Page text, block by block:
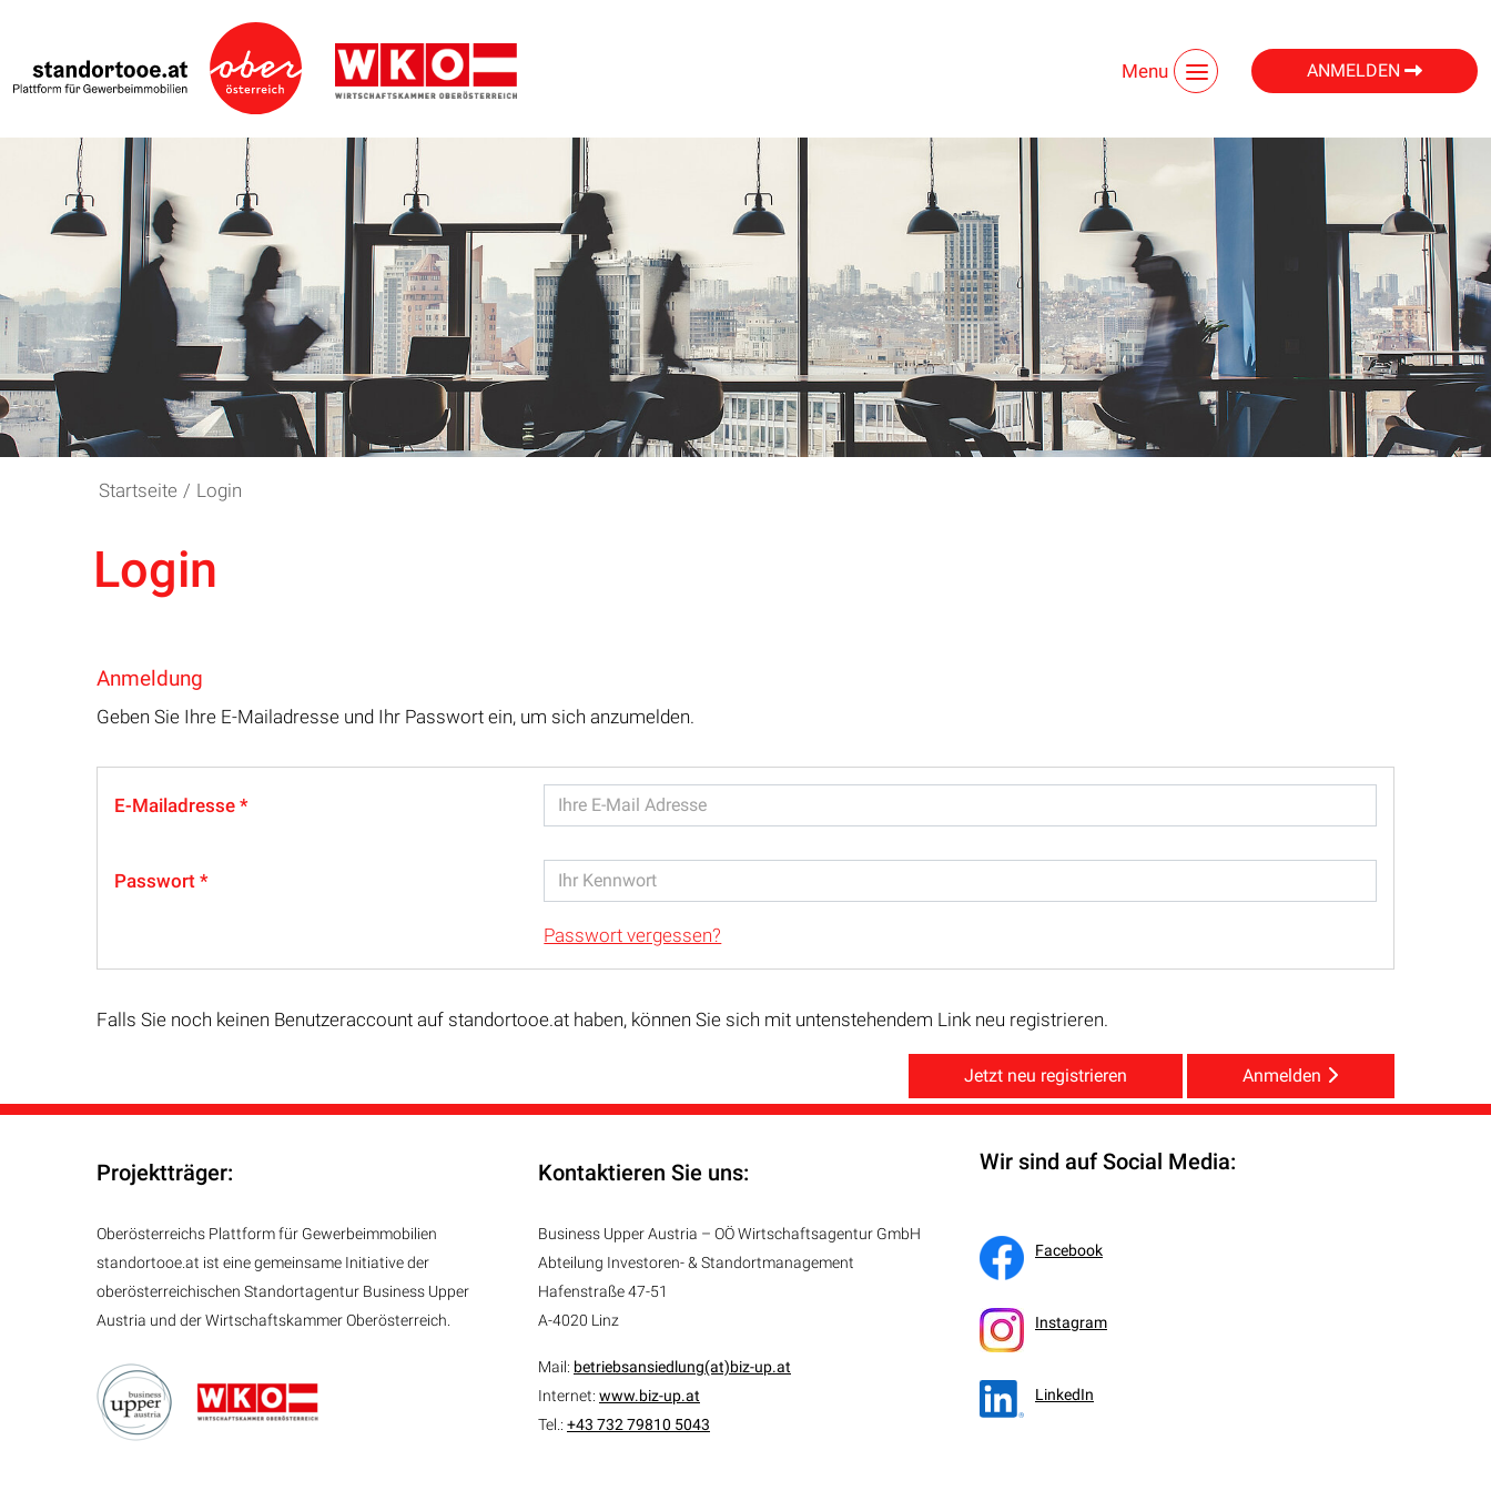
Menu ANMELDEN
Startseite / Login
Login
Anmeldung
Geben Sie Ihre E-Mailadresse und Ihr Passwort ein, um sich anzumelden.
E-Mailadresse
Passwort
Passwort vergessen?
Falls Sie noch keinen Benutzeraccount auf standortooe.at haben, können Sie sich mit untenstehendem Link neu registrieren.
Jetzt neu registrieren Anmelden
Projektträger:
Oberösterreichs Plattform für Gewerbeimmobilien
standortooe.at ist eine gemeinsame Initiative der
oberösterreichischen Standortagentur Business Upper
Austria und der Wirtschaftskammer Oberösterreich.
Kontaktieren Sie uns:
Business Upper Austria – OÖ Wirtschaftsagentur GmbH
Abteilung Investoren- & Standortmanagement
Hafenstraße 47-51
A-4020 Linz
Mail: betriebsansiedlung(at)biz-up.at
Internet: www.biz-up.at
Tel.: +43 732 79810 5043
Wir sind auf Social Media:
Facebook
Instagram
LinkedIn